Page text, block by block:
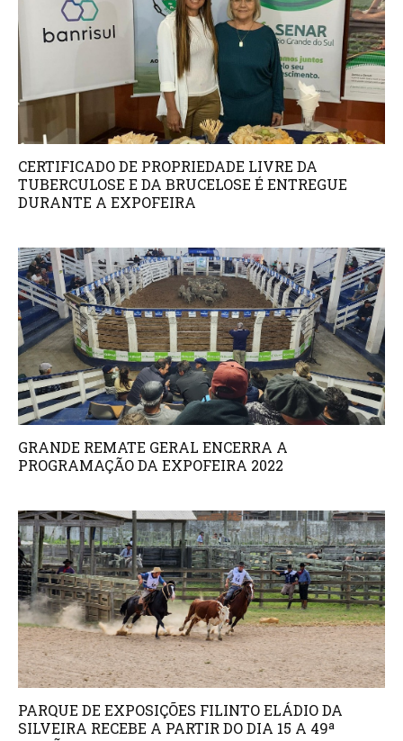
CERTIFICADO DE PROPRIEDADE LIVRE DA
TUBERCULOSE E DA BRUCELOSE É ENTREGUE
DURANTE A EXPOFEIRA
GRANDE REMATE GERAL ENCERRA A
PROGRAMAÇÃO DA EXPOFEIRA 2022
PARQUE DE EXPOSIÇÕES FILINTO ELÁDIO DA
SILVEIRA RECEBE A PARTIR DO DIA 15 A 49ª